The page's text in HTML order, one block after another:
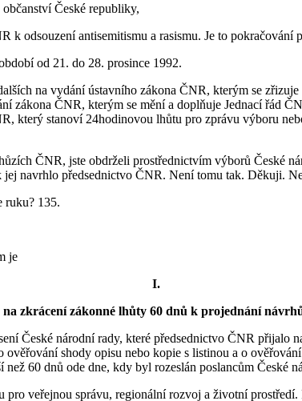
České republiky,
odsouzení antisemitismu a rasismu. Je to pokračování
od 21. do 28. prosince 1992.
na vydání ústavního zákona ČNR, kterým se
zákona ČNR, kterým se mění a doplňuje Jednací řád
který stanoví 24hodinovou lhůtu pro zprávu výboru
ČNR, jste obdrželi prostřednictvím výborů České
navrhlo předsednictvo ČNR. Není tomu tak. Děkuji.
ruku? 135.
je
I.
zkrácení zákonné lhůty 60 dnů k projednání
České národní rady, které předsednictvo ČNR přijalo
shody opisu nebo kopie s listinou a o
60 dnů ode dne, kdy byl rozeslán poslancům České
veřejnou správu, regionální rozvoj a životní